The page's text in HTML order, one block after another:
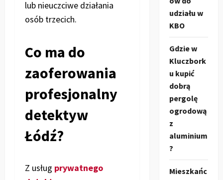
lub nieuczciwe działania
osób trzecich.
Co ma do
zaoferowania
profesjonalny
detektyw
Łódź?
Z usług prywatnego
udziału w
KBO
Gdzie w
Kluczbork
u kupić
dobrą
pergolę
ogrodową
z
aluminium
?
Mieszkańc